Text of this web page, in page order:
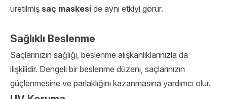
üretilmiş saç maskesi de aynı etkiyi görür.
Sağlıklı Beslenme
Saçlarınızın sağlığı, beslenme alışkanlıklarınızla da
ilişkilidir. Dengeli bir beslenme düzeni, saçlarınızın
güçlenmesine ve parlaklığını kazanmasına yardımcı olur.